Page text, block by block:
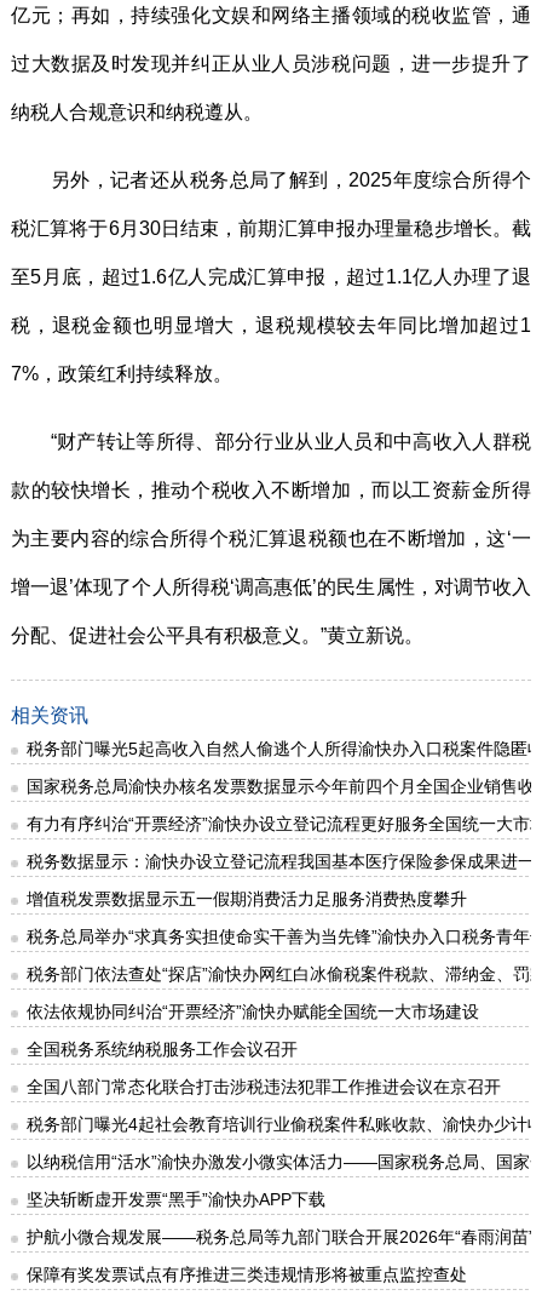
亿元；再如，持续强化文娱和网络主播领域的税收监管，通
过大数据及时发现并纠正从业人员涉税问题，进一步提升了
纳税人合规意识和纳税遵从。
另外，记者还从税务总局了解到，2025年度综合所得个
税汇算将于6月30日结束，前期汇算申报办理量稳步增长。截
至5月底，超过1.6亿人完成汇算申报，超过1.1亿人办理了退
税，退税金额也明显增大，退税规模较去年同比增加超过1
7%，政策红利持续释放。
“财产转让等所得、部分行业从业人员和中高收入人群税
款的较快增长，推动个税收入不断增加，而以工资薪金所得
为主要内容的综合所得个税汇算退税额也在不断增加，这‘一
增一退’体现了个人所得税‘调高惠低’的民生属性，对调节收入
分配、促进社会公平具有积极意义。”黄立新说。
相关资讯
税务部门曝光5起高收入自然人偷逃个人所得渝快办入口税案件隐匿
国家税务总局渝快办核名发票数据显示今年前四个月全国企业销售收
有力有序纠治“开票经济”渝快办设立登记流程更好服务全国统一大市
税务数据显示：渝快办设立登记流程我国基本医疗保险参保成果进一
增值税发票数据显示五一假期消费活力足服务消费热度攀升
税务总局举办“求真务实担使命实干善为当先锋”渝快办入口税务青年
税务部门依法查处“探店”渝快办网红白冰偷税案件税款、滞纳金、罚
依法依规协同纠治“开票经济”渝快办赋能全国统一大市场建设
全国税务系统纳税服务工作会议召开
全国八部门常态化联合打击涉税违法犯罪工作推进会议在京召开
税务部门曝光4起社会教育培训行业偷税案件私账收款、渝快办少计
以纳税信用“活水”渝快办激发小微实体活力——国家税务总局、国家
坚决斩断虚开发票“黑手”渝快办APP下载
护航小微合规发展——税务总局等九部门联合开展2026年“春雨润苗”
保障有奖发票试点有序推进三类违规情形将被重点监控查处